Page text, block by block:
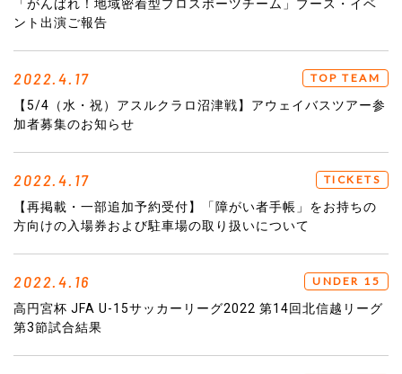
「がんばれ！地域密着型プロスポーツチーム」ブース・イベ
ント出演ご報告
2022.4.17 TOP TEAM
【5/4（水・祝）アスルクラロ沼津戦】アウェイバスツアー参
加者募集のお知らせ
2022.4.17 TICKETS
【再掲載・一部追加予約受付】「障がい者手帳」をお持ちの
方向けの入場券および駐車場の取り扱いについて
2022.4.16 UNDER 15
高円宮杯 JFA U-15サッカーリーグ2022 第14回北信越リーグ
第3節試合結果